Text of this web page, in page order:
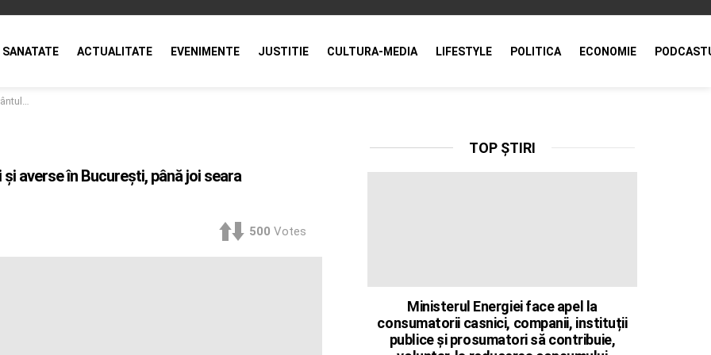
SANATATE ACTUALITATE EVENIMENTE JUSTITIE CULTURA-MEDIA LIFESTYLE POLITICA ECONOMIE
averse în București, până joi seara
500 Votes
TOP ȘTIRI
Ministerul Energiei face apel la
consumatorii casnici, companii, instituții
publice și prosumatori să contribuie,